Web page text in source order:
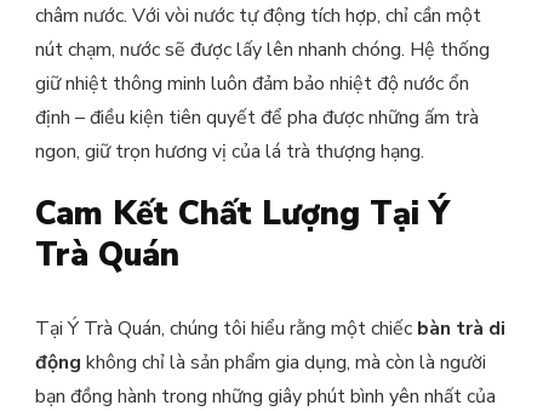
châm nước. Với vòi nước tự động tích hợp, chỉ cần một
nút chạm, nước sẽ được lấy lên nhanh chóng. Hệ thống
giữ nhiệt thông minh luôn đảm bảo nhiệt độ nước ổn
định – điều kiện tiên quyết để pha được những ấm trà
ngon, giữ trọn hương vị của lá trà thượng hạng.
Cam Kết Chất Lượng Tại Ý
Trà Quán
Tại Ý Trà Quán, chúng tôi hiểu rằng một chiếc bàn trà di
động không chỉ là sản phẩm gia dụng, mà còn là người
bạn đồng hành trong những giây phút bình yên nhất của